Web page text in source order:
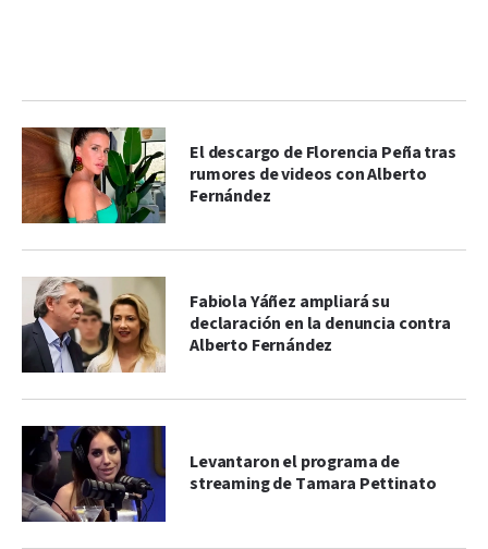
El descargo de Florencia Peña tras
rumores de videos con Alberto
Fernández
Fabiola Yáñez ampliará su
declaración en la denuncia contra
Alberto Fernández
Levantaron el programa de
streaming de Tamara Pettinato